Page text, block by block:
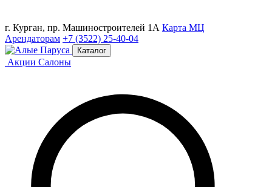
г. Курган, пр. Машиностроителей 1А Карта МЦ
Арендаторам +7 (3522) 25-40-04
Каталог
Акции Салоны